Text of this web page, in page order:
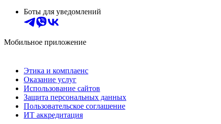
Боты для уведомлений
Мобильное приложение
Этика и комплаенс
Оказание услуг
Использование сайтов
Защита персональных данных
Пользовательское соглашение
ИТ аккредитация